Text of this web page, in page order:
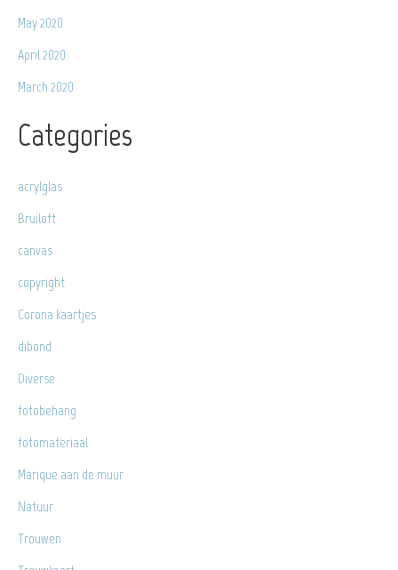
May 2020
April 2020
March 2020
Categories
acrylglas
Bruiloft
canvas
copyright
Corona kaartjes
dibond
Diverse
fotobehang
fotomateriaal
Marique aan de muur
Natuur
Trouwen